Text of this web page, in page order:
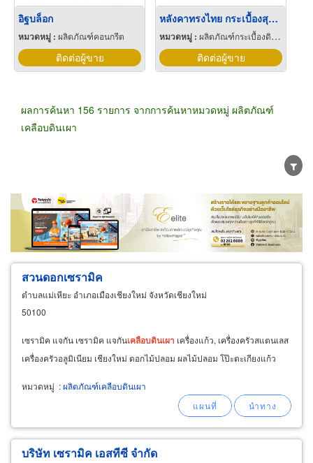
อิฐบล็อก
หมวดหมู่ : ผลิตภัณฑ์คอนกรีต
ติดต่อผู้ขาย
หลังคาทรงไทย กระเบื้องสุโขทัย
หมวดหมู่ :ผลิตภัณฑ์กระเบื้องดินเผา
ติดต่อผู้ขาย
ผลการค้นหา 156 รายการ จากการค้นหาหมวดหมู่ ผลิตภัณฑ์
เคลือบดินเผา
ขายส่ง ขายปลีก ผู้ผลิต
ตัวแทนจัดจำหน่าย
ผู้ส่งออก/นำเข้า
ธุรกิจบริการ
สวนดอกเซรามิค
ตำบลแม่เหียะ อำเภอเมืองเชียงใหม่ จังหวัดเชียงใหม่
50100
เซรามิค แจกัน เซรามิค แจกันเคลือบดินเผา เครื่องแก้ว, เครื่องครัวสแตนเลส
เครื่องครัวอลูมิเนียม เชียงใหม่ ดอกไม้ปลอม ผลไม้ปลอม โป๊ะตะเกียงแก้ว
หมวดหมู่ :ผลิตภัณฑ์เคลือบดินเผา
บริษัท เซรามิค เอสทีซี จำกัด